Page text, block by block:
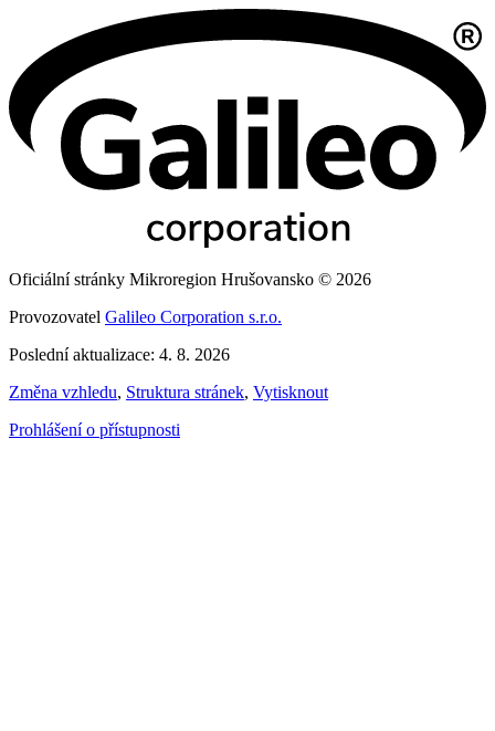
Oficiální stránky Mikroregion Hrušovansko © 2026
Provozovatel Galileo Corporation s.r.o.
Poslední aktualizace: 4. 8. 2026
Změna vzhledu, Struktura stránek, Vytisknout
Prohlášení o přístupnosti